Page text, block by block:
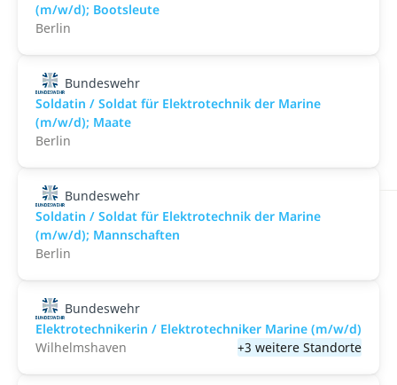
(m/w/d); Bootsleute
Berlin
Bundeswehr
Soldatin / Soldat für Elektro­technik der Marine
(m/w/d); Maate
Berlin
Bundeswehr
Soldatin / Soldat für Elektro­technik der Marine
(m/w/d); Mannschaften
Berlin
Bundeswehr
Elektrotechnikerin / Elektrotechniker Marine (m/w/d)
Wilhelmshaven
+3 weitere Standorte